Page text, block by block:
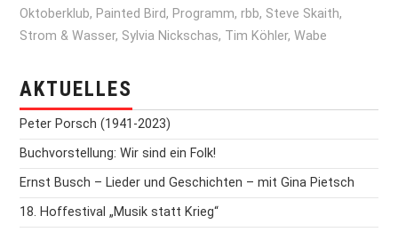
Oktoberklub, Painted Bird, Programm,rbb, Steve Skaith,
Strom & Wasser, Sylvia Nickschas, Tim Köhler,Wabe
AKTUELLES
Peter Porsch (1941-2023)
Buchvorstellung: Wir sind ein Folk!
Ernst Busch – Lieder und Geschichten – mit Gina Pietsch
18. Hoffestival „Musik statt Krieg“